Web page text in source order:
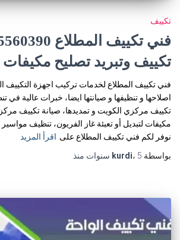
تكييف
تكييف وتبريد تصليح مكيفات
فني تكييف المطلاع لخدمات تركيب اجهزة
اصلاحها و تنظيفها و صيانتها ايضا، خبرات عالية
تكييف مركزي الكويت و تمديدها، صيانة تكييف
مكيفات لتبديل أو تعبئة غاز الفريون، تنظيف مواسير
نوفر لكم فني تكييف المطلاع على اقرأ المزيد
بواسطة
kurdi، 5 سنوات منذ